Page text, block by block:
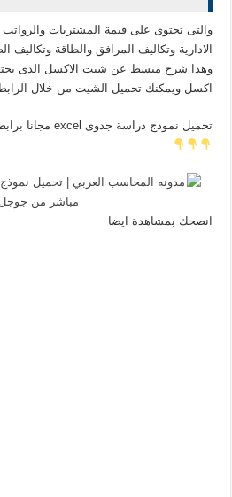
والتى تحتوى على قيمة المشتريات والرواتب
الادارية وتكاليف المرافق والطاقة وتكاليف
وهذا شرح مبسط عن شيت الاكسل الذى
اكسل ويمكنك تحميل الشيت من خلال الرابط
تحميل نموذج دراسة جدوى excel مجانا برابط مباشر من جوجل درايف هنا
انصحك بمشاهدة ايضا